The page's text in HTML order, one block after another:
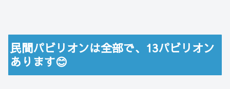
民間パビリオンは全部で、13パビリオン
あります😊